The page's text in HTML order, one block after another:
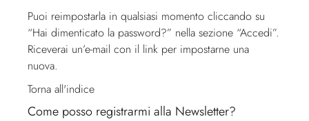
Puoi reimpostarla in qualsiasi momento cliccando su
“Hai dimenticato la password?” nella sezione “Accedi”.
Riceverai un’e-mail con il link per impostarne una
nuova.
Torna all'indice
Come posso registrarmi alla Newsletter?